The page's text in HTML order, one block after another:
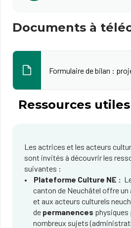
Documents à
Formulaire de bilan :
Ressources utiles
Les actrices et les acteurs
sont invités à découvrir les
suivantes :
Plateforme Culture NE :
canton de Neuchâtel offre
et aux acteurs culturels
de permanences physiques
nombreux sujets